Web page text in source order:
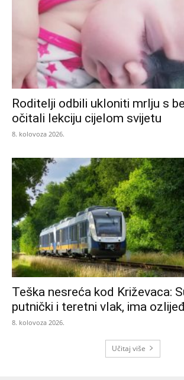
Roditelji odbili ukloniti mrlju s
očitali lekciju cijelom svijetu
8. kolovoza 2026.
Teška nesreća kod Križevaca:
putnički i teretni vlak, ima
8. kolovoza 2026.
Učitaj više